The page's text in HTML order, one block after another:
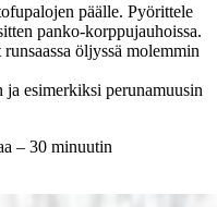
päälle. Pyörittele
panko-korppujauhoissa.
öljyssä molemmin
esimerkiksi perunamuusin
– 30 minuutin